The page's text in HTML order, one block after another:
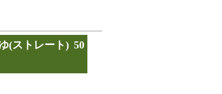
(ストレート) 50